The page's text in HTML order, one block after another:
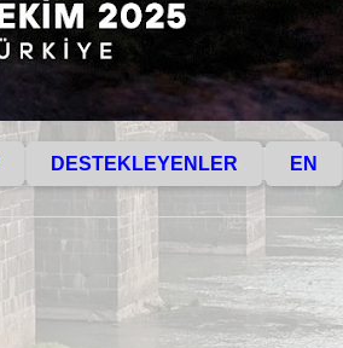
DESTEKLEYENLER EN